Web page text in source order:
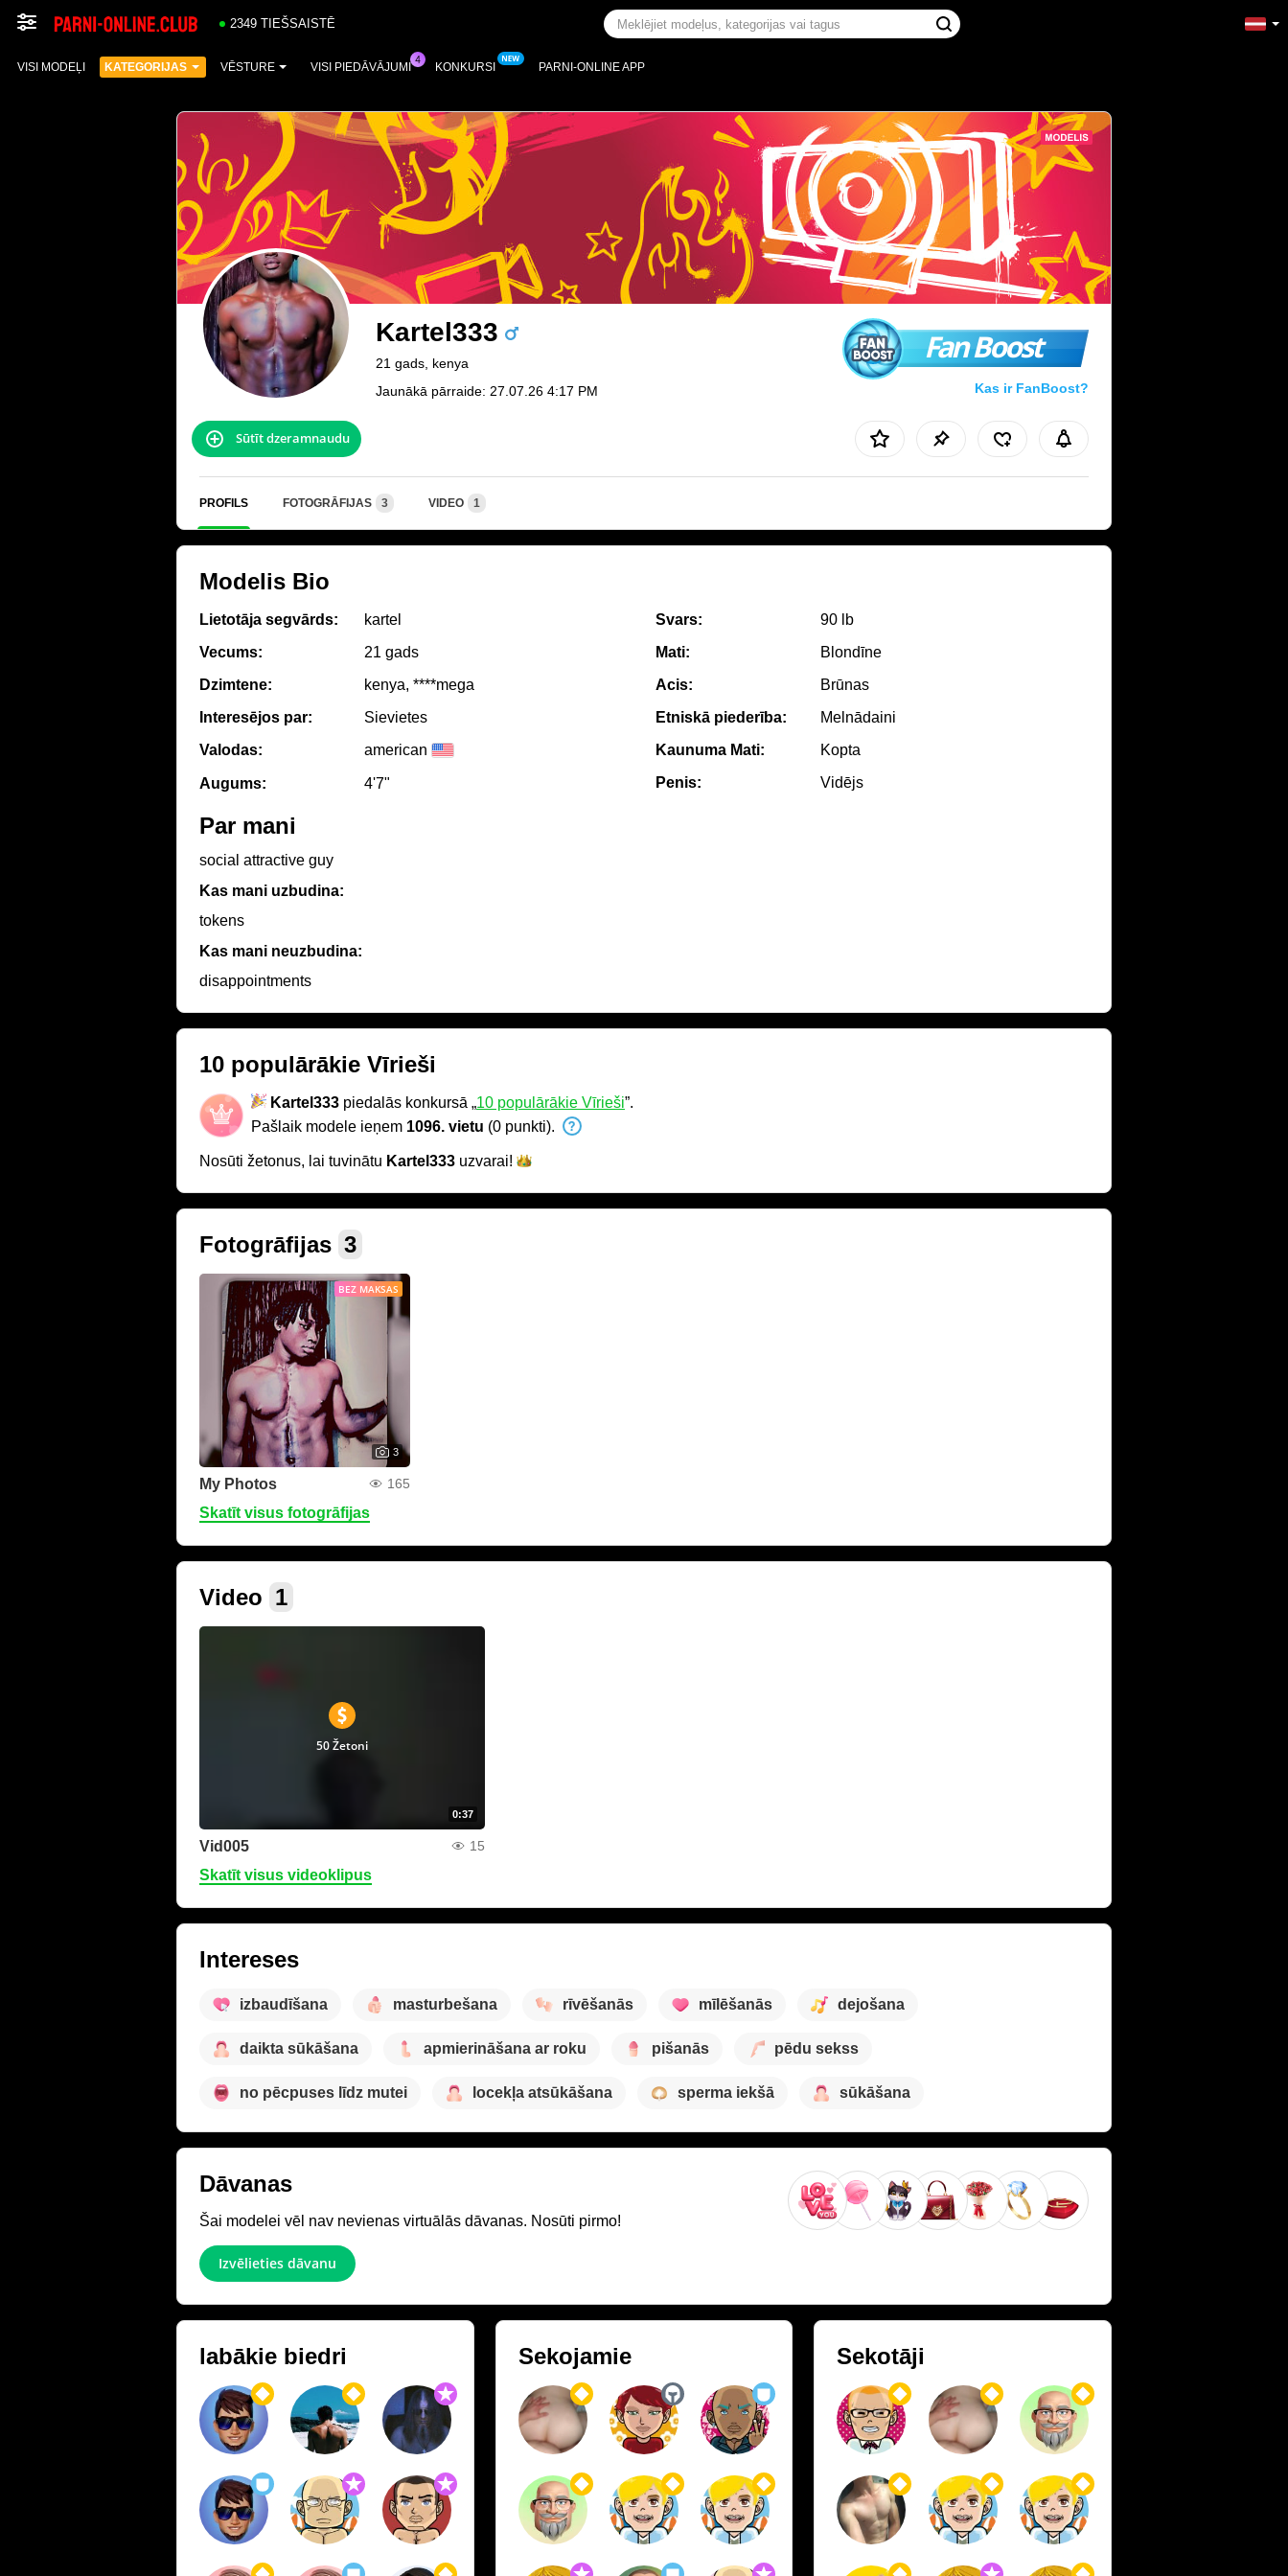
2349 TIEŠSAISTĒ
VISI MODEĻI KATEGORIJAS VĒSTURE VISI PIEDĀVĀJUMI KONKURSI PARNI-ONLINE APP
Kartel333
21 gads, kenya
Jaunākā pārraide: 27.07.26 4:17 PM
Fan Boost
Kas ir FanBoost?
Sūtīt dzeramnaudu
PROFILS FOTOGRĀFIJAS 3 VIDEO 1
Modelis Bio
Lietotāja segvārds:
kartel
Vecums:
21 gads
Dzimtene:
kenya, ****mega
Interesējos par:
Sievietes
Valodas:
american
Augums: 4'7"
Svars:
90 lb
Mati:
Blondīne
Acis:
Brūnas
Etniskā piederība:
Melnādaini
Kaunuma Mati:
Kopta
Penis:
Vidējs
Par mani
social attractive guy
Kas mani uzbudina:
tokens
Kas mani neuzbudina:
disappointments
10 populārākie Vīrieši
Kartel333 piedalās konkursā „10 populārākie Vīrieši”.
Pašlaik modele ieņem 1096. vietu (0 punkti).
Nosūti žetonus, lai tuvinātu Kartel333 uzvarai!
Fotogrāfijas 3
BEZ MAKSAS
3
My Photos 165
Skatīt visus fotogrāfijas
Video 1
0:37
50 Žetoni
Vid005 15
Skatīt visus videoklipus
Intereses
izbaudīšana masturbešana rīvēšanās mīlēšanās dejošana
daikta sūkāšana apmierināšana ar roku pišanās pēdu sekss
no pēcpuses līdz mutei locekļa atsūkāšana sperma iekšā sūkāšana
Dāvanas
Šai modelei vēl nav nevienas virtuālās dāvanas. Nosūti pirmo!
Izvēlieties dāvanu
labākie biedri Sekojamie Sekotāji